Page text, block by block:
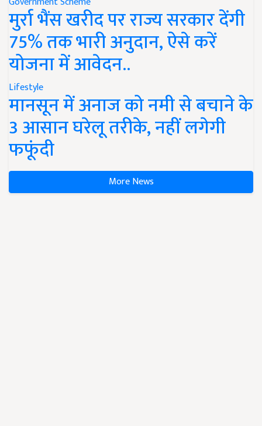
मुर्रा भैंस खरीद पर राज्य सरकार देंगी
75% तक भारी अनुदान, ऐसे करें
योजना में आवेदन..
Lifestyle
मानसून में अनाज को नमी से बचाने के
3 आसान घरेलू तरीके, नहीं लगेगी
फफूंदी
More News